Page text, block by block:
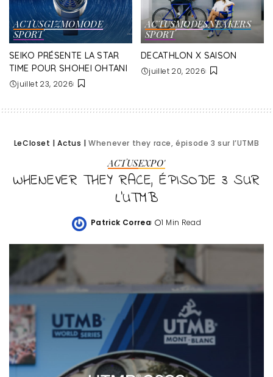
ACTUSGIZMOMODE
SPORT
SEIKO PRÉSENTE LA STAR
TIME POUR SHOHEI OHTANI
juillet 23, 2026
ACTUSMODESNEAKERS
SPORT
DECATHLON X SAISON
juillet 20, 2026
LeCloset |Actus |Whenever they race, épisode 3 sur l’UTMB
ACTUSEXPO'
WHENEVER THEY RACE, ÉPISODE 3 SUR
L’UTMB
Posted
Patrick Correa 1 Min Read